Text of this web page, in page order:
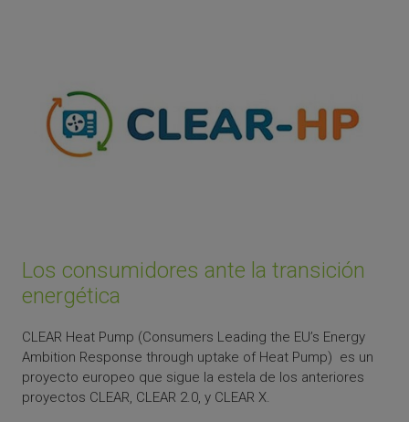
Los consumidores ante la transición
energética
CLEAR Heat Pump (Consumers Leading the EU’s Energy
Ambition Response through uptake of Heat Pump) es un
proyecto europeo que sigue la estela de los anteriores
proyectos CLEAR, CLEAR 2.0, y CLEAR X.